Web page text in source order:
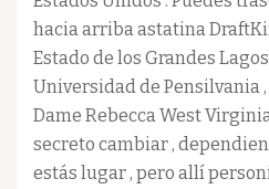
hacia arriba astatina
Estado de los Grandes Lagos
Universidad de Pensilvania
Dame Rebecca West
secreto cambiar ,
estás lugar , pero allí